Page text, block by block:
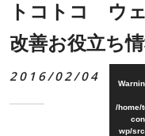
トコトコ ウ
改善お役立ち
2016/02/04
/home/
wp/